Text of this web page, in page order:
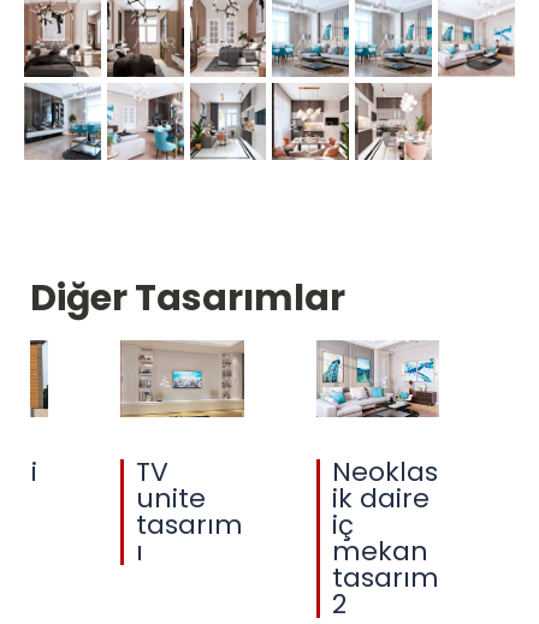
Diğer Tasarımlar
TV
unite
tasarım
ı
Neoklas
ik daire
iç
mekan
tasarım
2